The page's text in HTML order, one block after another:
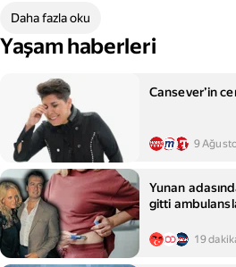
Daha fazla oku
Yaşam haberleri
Cansever’in
9
Yunan
gitti
19